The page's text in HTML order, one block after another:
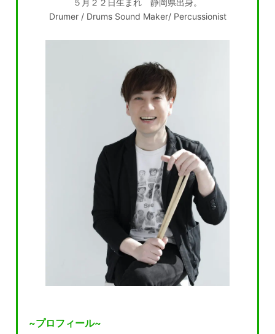
５月２２日生まれ 静岡県出身。
Drumer / Drums Sound Maker/ Percussionist
~プロフィール~